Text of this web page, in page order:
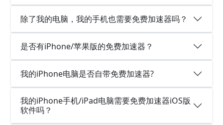
除了我的电脑，我的手机也需要免费加速器吗？
是否有iPhone/苹果版的免费加速器？
我的iPhone电脑是否自带免费加速器?
我的iPhone手机/iPad电脑需要免费加速器iOS版
软件吗？